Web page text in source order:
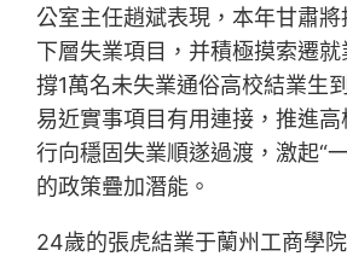
公室主任趙斌表現，本年甘肅
下層失業項目，并積極摸索遷就
撐1萬名未失業通俗高校結業生
易近實事項目有用連接，推進
行向穩固失業順遂過渡，激起“
的政策疊加潛能。
24歲的張虎結業于蘭州工商學